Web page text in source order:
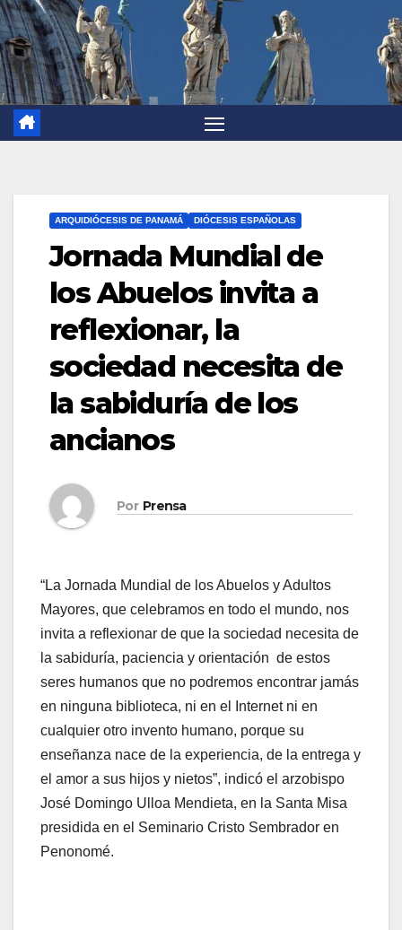
ARQUIDIÓCESIS DE PANAMÁ DIÓCESIS ESPAÑOLAS
Jornada Mundial de
los Abuelos invita a
reflexionar, la
sociedad necesita de
la sabiduría de los
ancianos
Por Prensa
“La Jornada Mundial de los Abuelos y Adultos
Mayores, que celebramos en todo el mundo, nos
invita a reflexionar de que la sociedad necesita de
la sabiduría, paciencia y orientación de estos
seres humanos que no podremos encontrar jamás
en ninguna biblioteca, ni en el Internet ni en
cualquier otro invento humano, porque su
enseñanza nace de la experiencia, de la entrega y
el amor a sus hijos y nietos”, indicó el arzobispo
José Domingo Ulloa Mendieta, en la Santa Misa
presidida en el Seminario Cristo Sembrador en
Penonomé.